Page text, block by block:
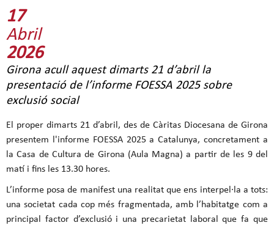
17
Abril
2026
Girona acull aquest dimarts 21 d’abril la
presentació de l’informe FOESSA 2025 sobre
exclusió social
El proper dimarts 21 d’abril, des de Càritas Diocesana de Girona
presentem l'informe FOESSA 2025 a Catalunya, concretament a
la Casa de Cultura de Girona (Aula Magna) a partir de les 9 del
matí i fins les 13.30 hores.
L’informe posa de manifest una realitat que ens interpel·la a tots:
una societat cada cop més fragmentada, amb l’habitatge com a
principal factor d’exclusió i una precarietat laboral que fa que